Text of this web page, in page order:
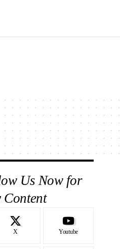
Us Now for
X Youtube